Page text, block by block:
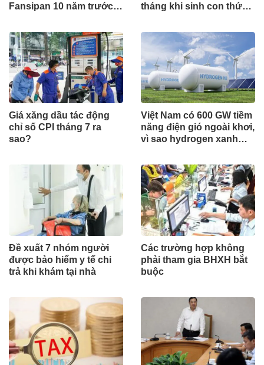
Fansipan 10 năm trước:
nhà Đông Dương
tháng khi sinh con thứ
Giá xăng dầu tác động
chỉ số CPI tháng 7 ra
sao?
Việt Nam có 600 GW tiềm
năng điện gió ngoài khơi,
vì sao hydrogen xanh
Đề xuất 7 nhóm người
được bảo hiểm y tế chi
trả khi khám tại nhà
Các trường hợp không
phải tham gia BHXH bắt
buộc